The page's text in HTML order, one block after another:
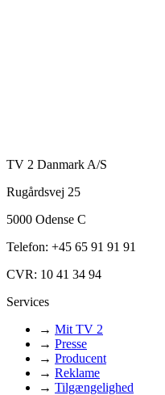
TV 2 Danmark A/S
Rugårdsvej 25
5000 Odense C
Telefon: +45 65 91 91 91
CVR: 10 41 34 94
Services
→ Mit TV 2
→ Presse
→ Producent
→ Reklame
→ Tilgængelighed